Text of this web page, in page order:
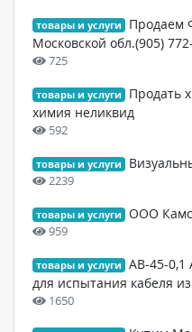
товары и услуги
Продаем
Московской обл.(905)
725
товары и услуги
Продать
химия неликвид
592
товары и услуги
2239
товары и услуги ООО
959
товары и услуги
АВ-45-0,1
для испытания кабеля
1650